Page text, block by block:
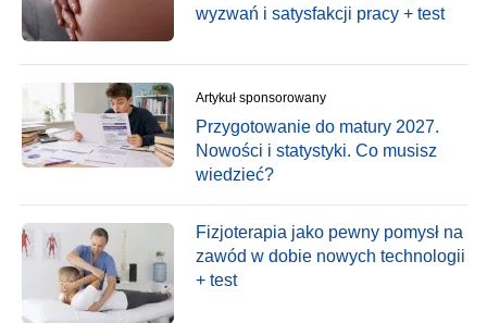
wyzwań i satysfakcji pracy + test
Artykuł sponsorowany
Przygotowanie do matury 2027.
Nowości i statystyki. Co musisz
wiedzieć?
Fizjoterapia jako pewny pomysł na
zawód w dobie nowych technologii
+ test